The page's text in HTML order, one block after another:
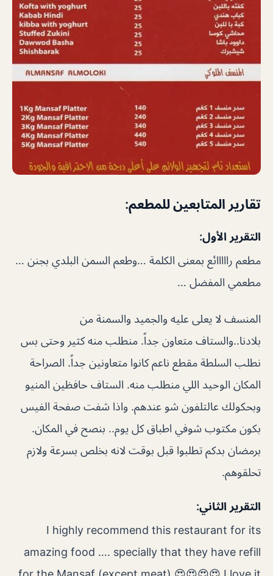
تقارير المتابعين للمطعم:
التقرير الأول:
مطعم رااااائع بمعنى الكلمة …وطعم السمن البلدي بجنن …
مطعمي المفضل …
المنسف لا يعلى عليه والجميد والسمنة من
بلادنا..والستاف متعاون جداً. منطلب منه كثير وحتى بس
نطلب السلطة مقطع ناعم كانوا متعاونين جداً. الصراحة
المكان الوحيد اللي منطلب منه. الستاف حافظين المنيو
وبحكولك عالتلفون شو عندهم. واذا شفت صفحة الفيس
بكون مكتوب شوفي اطباق كل يوم.. بنصح في المكان.
برمضان بدكم تطلبوا قبل بوقت لانه بخلص بسرعة ولازم
تحلقوهم.
التقرير الثاني:
I highly recommend this restaurant for its
amazing food …. specially that they have refill